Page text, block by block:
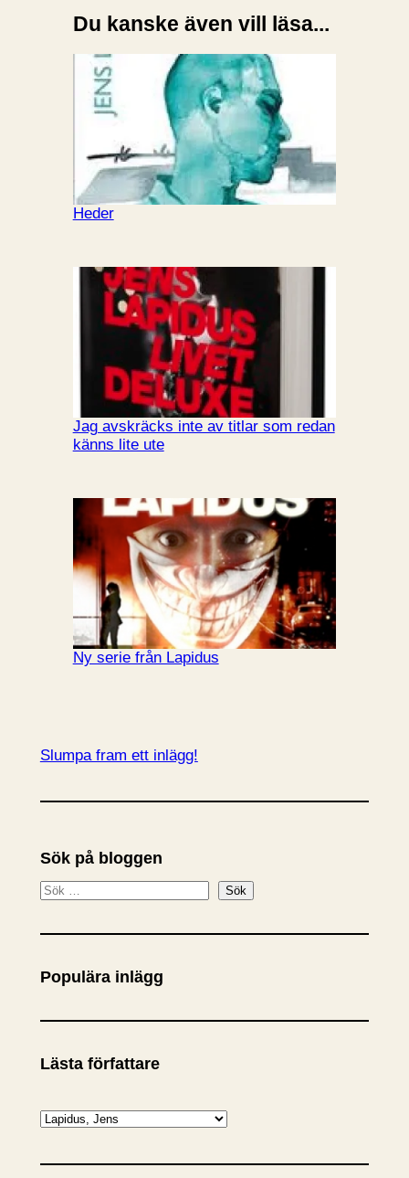
Du kanske även vill läsa...
Heder
Jag avskräcks inte av titlar som redan
känns lite ute
Ny serie från Lapidus
Slumpa fram ett inlägg!
Sök på bloggen
S
k
Sök
Populära inlägg
Lästa författare
K
t